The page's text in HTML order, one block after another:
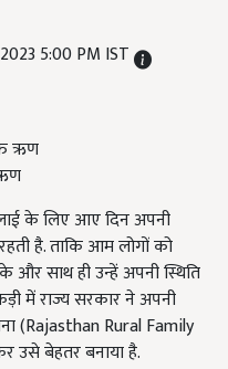
5:00 PM IST
के लिए आए दिन अपनी
है. ताकि आम लोगों को
और साथ ही उन्हें अपनी स्थिति
में राज्य सरकार ने अपनी
(Rajasthan Rural Family
उसे बेहतर बनाया है.